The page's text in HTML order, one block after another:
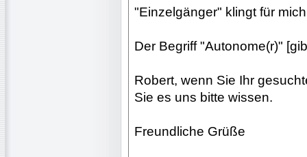
"Einzelgänger" klingt für
Der Begriff "Autonome(r)"
Robert, wenn Sie Ihr
Sie es uns bitte wissen.
Freundliche Grüße